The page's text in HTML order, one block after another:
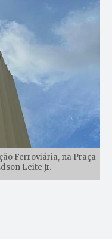
Ferroviária, na Praça
Leite Jr.